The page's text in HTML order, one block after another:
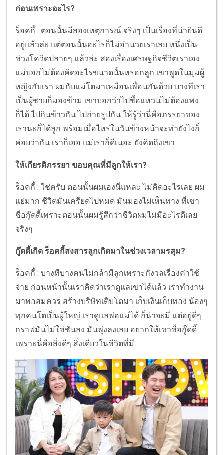
ก่อนเพราะอะไร?
ร็อคกี้ : ตอนนั้นมีสองเหตุการณ์ จริงๆ เป็นเรื่องที่น่ายินดี
อยู่แล้วล่ะ แต่ตอนนั้นอะไรก็ไม่อำนวยเราเลย หนึ่งเป็น
ช่วงโควิดปลายๆ แล้วล่ะ สองเรื่องเศรษฐกิจชีวิตเราเอง
แม่บอกไม่ต้องคิดอะไรขนาดนั้นหรอกลูก เขาพูดในมุมผู้
หญิงกับเรา ผมกับแม่โตมาเหมือนเพื่อนกันด้วย บางทีเรา
เป็นผู้ชายก็มองข้าม เขาบอกว่าไปซื้อแหวนไม่ต้องแพง
ก็ได้ ไปกินข้าวกัน ไปถ่ายรูปกัน ให้รู้ว่านี่คือภรรยาของ
เรานะก็ได้ลูก พร้อมเมื่อไหร่ในวันข้างหน้าจะทำยังไงก็
ค่อยว่ากัน เราก็เออ แม่เราก็ดีเนอะ ยังคิดถึงเขา
ให้เกียรติภรรยา ขอบคุณที่มีลูกให้เรา?
ร็อคกี้ : ใช่ครับ ตอนนั้นผมเองนี่แหละ ไม่คิดอะไรเลย ผม
แย่มาก ชีวิตมันเครียดไปหมด มันมองไม่เห็นทาง ที่เขา
ชื่อกู๊ดดี้เพราะตอนนั้นผมรู้สึกว่าชีวิตผมไม่มีอะไรดีเลย
จริงๆ
กู๊ดดี้เกิด ร็อคกี้สงสารลูกเกิดมาในช่วงเวลามรสุม?
ร็อคกี้ : บางทีบางคนไม่กล้ามีลูกเพราะกังวลเรื่องค่าใช้
จ่าย ก่อนหน้านั้นเราคิดว่าเราดูแลเขาได้แล้ว เราทำงาน
มาพอสมควร สร้างบริษัทเติบโตมา เก็บเงินเก็บทอง น้องๆ
ทุกคนโตเป็นผู้ใหญ่ เราดูแลพ่อแม่ได้ ก็น่าจะมี แต่อยู่ดีๆ
กราฟมันไม่ใช่ชันลง มันพุ่งลงเลย อยากให้เขาชื่อกู๊ดดี้
เพราะนี่คือสิ่งดีๆ สิ่งเดียวในชีวิตที่มี